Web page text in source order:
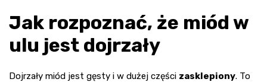
Jak rozpoznać, że miód w
ulu jest dojrzały
Dojrzały miód jest gęsty i w dużej części zasklepiony. To